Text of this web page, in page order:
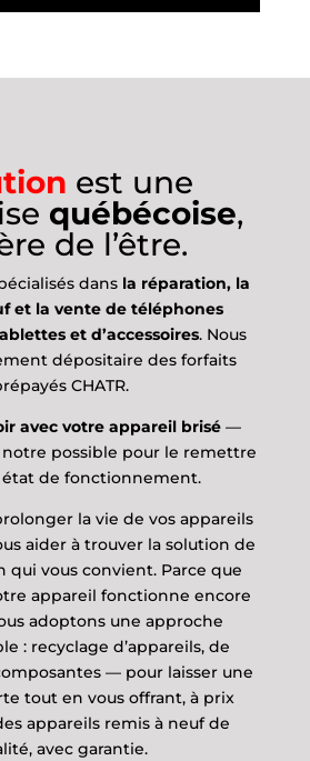
est une
québécoise,
de l’être.
dans la réparation, la
et la vente de téléphones
et d’accessoires. Nous
dépositaire des forfaits
CHATR.
avec votre appareil brisé—
possible pour le remettre
de fonctionnement.
la vie de vos appareils
aider à trouver la solution de
qui vous convient. Parce que
appareil fonctionne encore
adoptons une approche
: recyclage d’appareils, de
— pour laisser une
tout en vous offrant, à prix
appareils remis à neuf de
avec garantie.